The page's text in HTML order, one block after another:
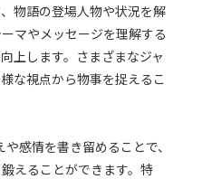
物語の登場人物や状況を解
マやメッセージを理解する
上します。さまざまなジャ
な視点から物事を捉えるこ
感情を書き留めることで、
えることができます。特